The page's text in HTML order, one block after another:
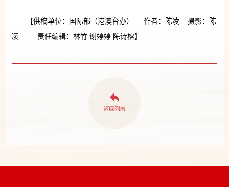
【供稿单位：国际部（港澳台办） 作者：陈凌 摄影：陈
凌 责任编辑：林竹 谢婷婷 陈诗榕】